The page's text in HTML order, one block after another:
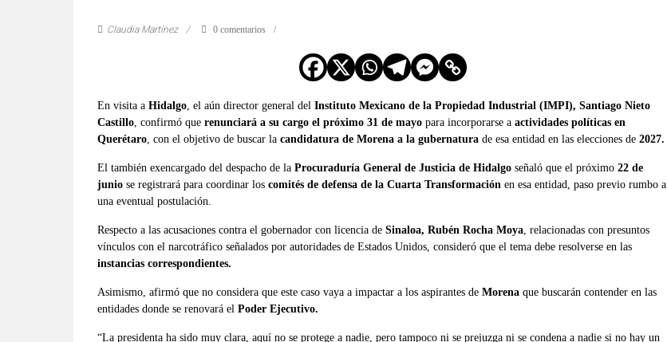
al
un
análisis
serio
responsable
de
mismas.
Claudia Martínez 0 comentarios
En visita a Hidalgo, el aún director general del Instituto Mexicano de la Propiedad Industrial (IMPI), Santiago Nieto
Castillo, confirmó que renunciará a su cargo el próximo 31 de mayo para incorporarse a actividades políticas en
Querétaro, con el objetivo de buscar la candidatura de Morena a la gubernatura de esa entidad en las elecciones de 2027.
El también exencargado del despacho de la Procuraduría General de Justicia de Hidalgo señaló que el próximo 22 de
junio se registrará para coordinar los comités de defensa de la Cuarta Transformación en esa entidad, paso previo rumbo a
una eventual postulación.
Respecto a las acusaciones contra el gobernador con licencia de Sinaloa, Rubén Rocha Moya, relacionadas con presuntos
vínculos con el narcotráfico señalados por autoridades de Estados Unidos, consideró que el tema debe resolverse en las
instancias correspondientes.
Asimismo, afirmó que no considera que este caso vaya a impactar a los aspirantes de Morena que buscarán contender en las
entidades donde se renovará el Poder Ejecutivo.
“La presidenta ha sido muy clara, aquí no se protege a nadie, pero tampoco ni se prejuzga ni se condena a nadie si no hay un